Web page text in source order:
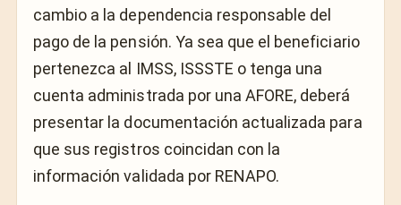
cambio a la dependencia responsable del
pago de la pensión. Ya sea que el beneficiario
pertenezca al IMSS, ISSSTE o tenga una
cuenta administrada por una AFORE, deberá
presentar la documentación actualizada para
que sus registros coincidan con la
información validada por RENAPO.